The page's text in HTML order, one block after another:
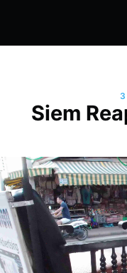
3
Siem